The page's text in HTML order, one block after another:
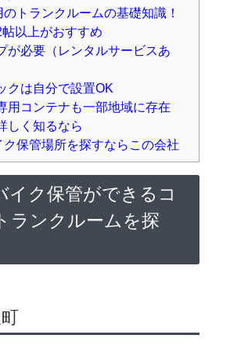
トランクルームの基礎知識！
帖以上がおすすめ
が必要（レンタルサービスあ
クは自分で設置OK
用コンテナも一部地域に存在
しく知るなら
保管場所を探すならこの会社
イク保管ができるコ
ランクルームを探